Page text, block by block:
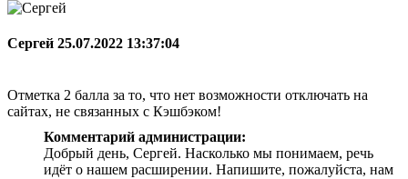
Сергей 25.07.2022 13:37:04
Отметка 2 балла за то, что нет возможности отключать на
сайтах, не связанных с Кэшбэком!
Комментарий администрации:
Добрый день, Сергей. Насколько мы понимаем, речь
идёт о нашем расширении. Напишите, пожалуйста, нам